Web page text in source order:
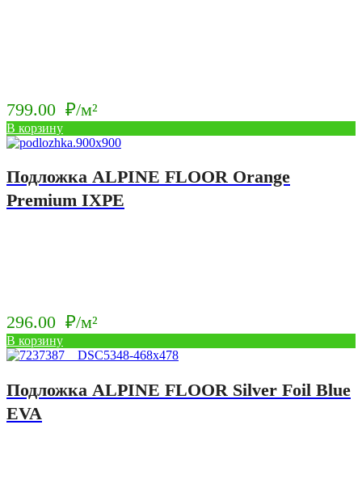
799.00 ₽/м²
В корзину
Подложка ALPINE FLOOR Orange
Premium IXPE
296.00 ₽/м²
В корзину
Подложка ALPINE FLOOR Silver Foil Blue
EVA